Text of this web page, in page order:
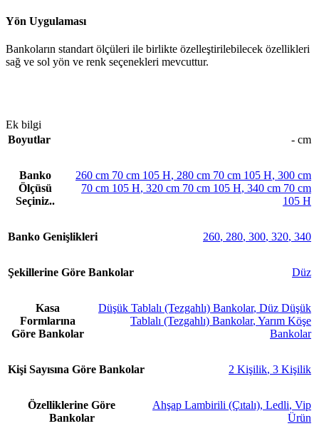
Yön Uygulaması
Bankoların standart ölçüleri ile birlikte özelleştirilebilecek özellikleri
sağ ve sol yön ve renk seçenekleri mevcuttur.
Ek bilgi
Boyutlar
- cm
Banko
Ölçüsü
Seçiniz..
260 cm 70 cm 105 H, 280 cm 70 cm 105 H, 300 cm
70 cm 105 H, 320 cm 70 cm 105 H, 340 cm 70 cm
105 H
Banko Genişlikleri 260, 280, 300, 320, 340
Şekillerine Göre Bankolar Düz
Kasa
Formlarına
Göre Bankolar
Düşük Tablalı (Tezgahlı) Bankolar, Düz Düşük
Tablalı (Tezgahlı) Bankolar, Yarım Köşe
Bankolar
Kişi Sayısına Göre Bankolar 2 Kişilik, 3 Kişilik
Özelliklerine Göre
Bankolar
Ahşap Lambirili (Çıtalı), Ledli, Vip
Ürün